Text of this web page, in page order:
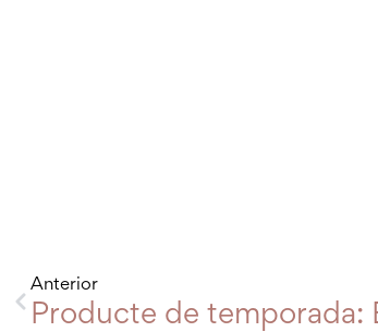
Anterior
Producte de temporada: